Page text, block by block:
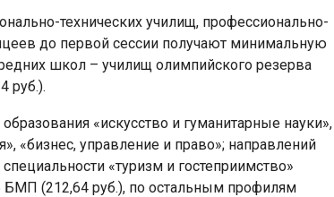
технических училищ, профессионально-
до первой сессии получают минимальную
школ – училищ олимпийского резерва
руб.).
«искусство и гуманитарные науки»,
«бизнес, управление и право»; направлений
«туризм и гостеприимство»
БМП (212,64 руб.), по остальным профилям